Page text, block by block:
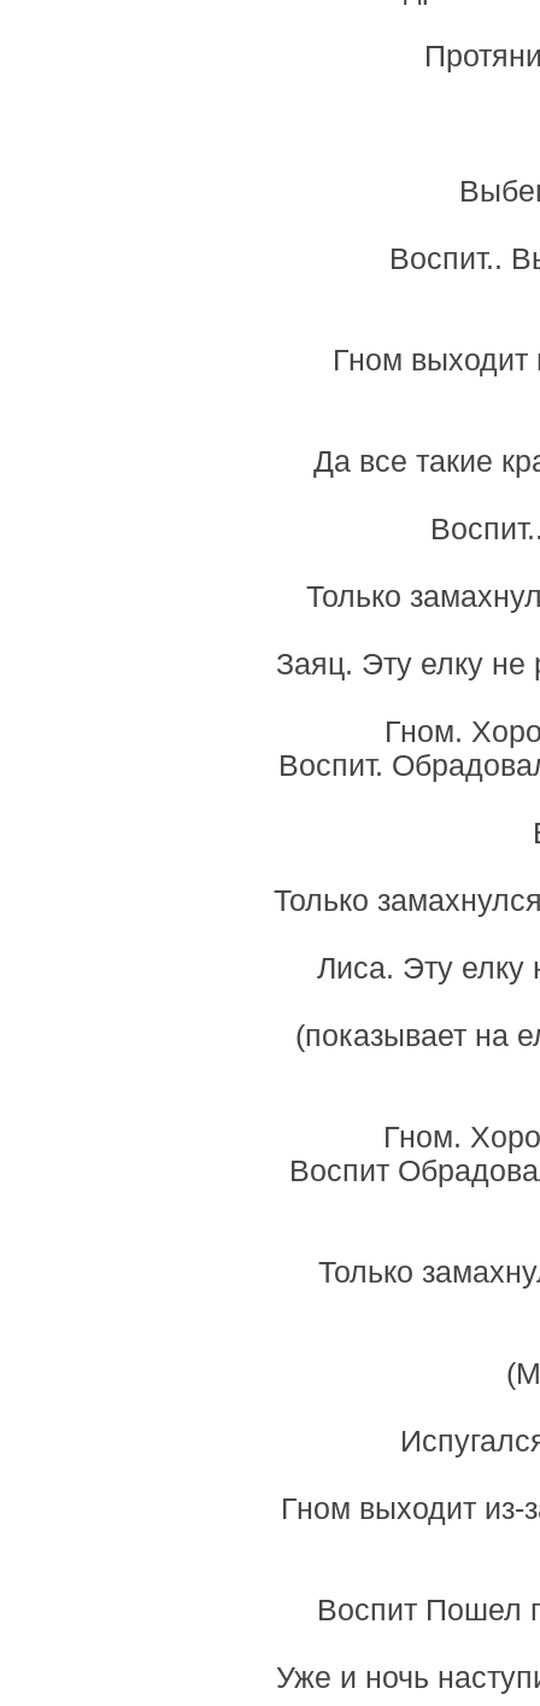
Воспит..
Гном выходит
Да все такие
Только
Заяц. Эту елку
Гном.
Воспит.
Только
Лиса. Эту елку
(показывает на
Гном.
Воспит
Только
Гном выходит из-
Воспит Пошел
Уже и ночь